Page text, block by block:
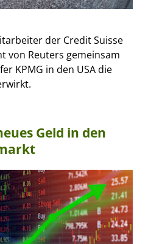
der Credit Suisse
von Reuters gemeinsam
KPMG in den USA die
Geld in den